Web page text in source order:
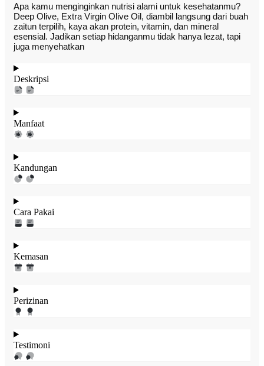
Apa kamu menginginkan nutrisi alami untuk kesehatanmu?
Deep Olive, Extra Virgin Olive Oil, diambil langsung dari buah
zaitun terpilih, kaya akan protein, vitamin, dan mineral
esensial. Jadikan setiap hidanganmu tidak hanya lezat, tapi
juga menyehatkan
Deskripsi
Manfaat
Kandungan
Cara Pakai
Kemasan
Perizinan
Testimoni